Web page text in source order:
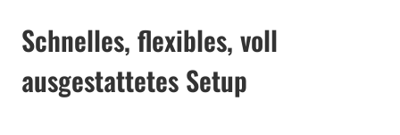
Schnelles, flexibles, voll
ausgestattetes Setup